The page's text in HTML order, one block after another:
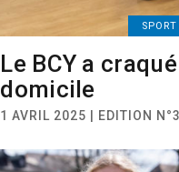
SPORT
Le BCY a
domicile
1 AVRIL 2025 | EDITION